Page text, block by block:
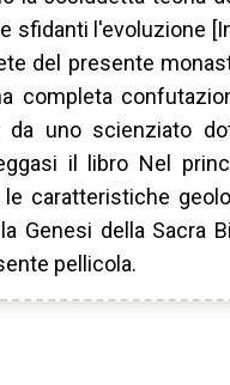
sfidanti l'evoluzione
del presente
completa
uno scienziato
il libro Nel
caratteristiche
Genesi della Sacra
pellicola.